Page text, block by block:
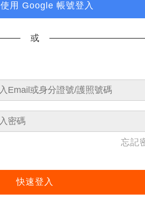
使用 Google 帳號登入
或
忘記
快速登入